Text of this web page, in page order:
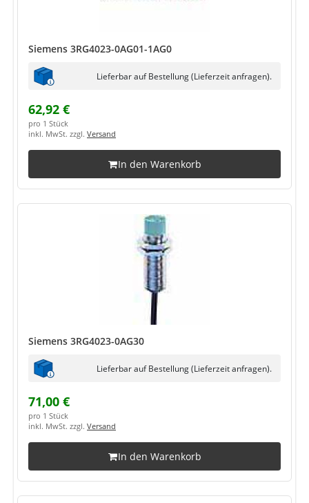
Siemens 3RG4023-0AG01-1AG0
Lieferbar auf Bestellung (Lieferzeit anfragen).
62,92 €
pro 1 Stück
inkl. MwSt. zzgl. Versand
In den Warenkorb
Siemens 3RG4023-0AG30
Lieferbar auf Bestellung (Lieferzeit anfragen).
71,00 €
pro 1 Stück
inkl. MwSt. zzgl. Versand
In den Warenkorb